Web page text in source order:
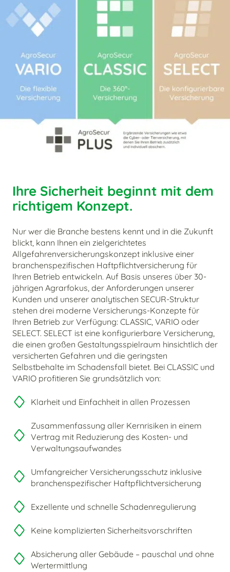
Ihre Sicherheit beginnt mit dem
richtigem Konzept.
Nur wer die Branche bestens kennt und in die Zukunft
blickt, kann Ihnen ein zielgerichtetes
Allgefahrenversicherungskonzept inklusive einer
branchenspezifischen Haftpflichtversicherung für
Ihren Betrieb entwickeln. Auf Basis unseres über 30-
jährigen Agrarfokus, der Anforderungen unserer
Kunden und unserer analytischen SECUR-Struktur
stehen drei moderne Versicherungs-Konzepte für
Ihren Betrieb zur Verfügung: CLASSIC, VARIO oder
SELECT. SELECT ist eine konfigurierbare Versicherung,
die einen großen Gestaltungsspielraum hinsichtlich der
versicherten Gefahren und die geringsten
Selbstbehalte im Schadensfall bietet. Bei CLASSIC und
VARIO profitieren Sie grundsätzlich von:
Klarheit und Einfachheit in allen Prozessen
Zusammenfassung aller Kernrisiken in einem
Vertrag mit Reduzierung des Kosten- und
Verwaltungsaufwandes
Umfangreicher Versicherungsschutz inklusive
branchenspezifischer Haftpflichtversicherung
Exzellente und schnelle Schadenregulierung
Keine komplizierten Sicherheitsvorschriften
Absicherung aller Gebäude – pauschal und ohne
Wertermittlung